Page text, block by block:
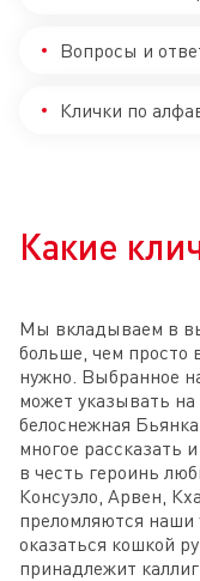
Вопросы и
Клички по
Какие
Мы вкладываем в
больше, чем просто
нужно. Выбранное
может указывать
белоснежная
многое рассказать
в честь героинь
Консуэло, Арвен,
преломляются наши
оказаться кошкой
принадлежит